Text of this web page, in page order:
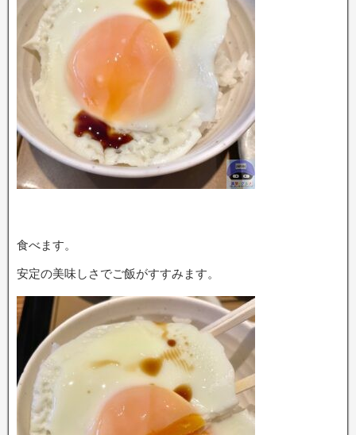
食べます。
安定の美味しさでご飯がすすみます。